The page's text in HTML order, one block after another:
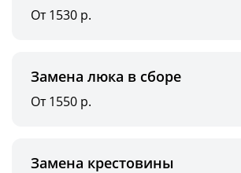
От 1530 р.
Замена люка в сборе
От 1550 р.
Замена крестовины